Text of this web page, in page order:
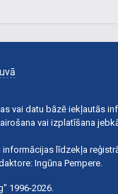
vai datu bāzē iekļautās
vai izplatīšana
informācijas līdzekļa
Ingūna Pempere.
1996-2026.